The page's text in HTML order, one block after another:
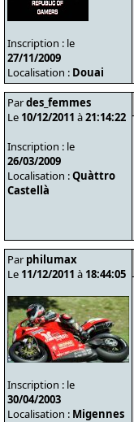
Inscription : le
27/11/2009
Localisation : Douai
Pardes_femmes
Le 10/12/2011 à21:14:22
Inscription : le
26/03/2009
Localisation :Quàttro
Castellà
Par philumax
Le 11/12/2011 à 18:44:05
Inscription : le
30/04/2003
Localisation : Migennes